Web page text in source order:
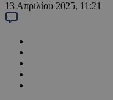
13 Απριλίου 2025, 11:21